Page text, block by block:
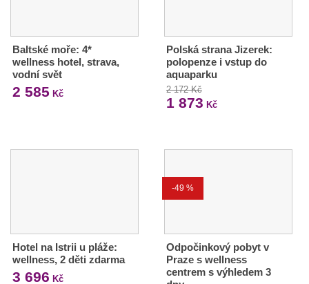
Baltské moře: 4*
wellness hotel, strava,
vodní svět
2 585 Kč
Polská strana Jizerek:
polopenze i vstup do
aquaparku
2 172 Kč
1 873 Kč
Hotel na Istrii u pláže:
wellness, 2 děti zdarma
3 696 Kč
-49 %
Odpočinkový pobyt v
Praze s wellness
centrem s výhledem 3